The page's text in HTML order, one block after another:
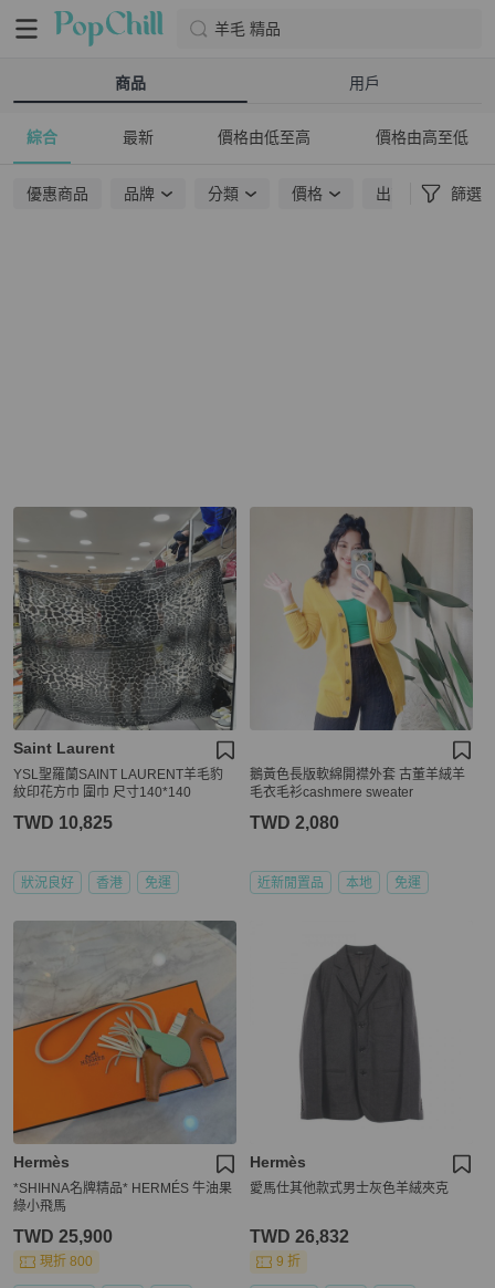
羊毛 精品
商品 用戶
綜合 最新 價格由低至高 價格由高至低
優惠商品 品牌 分類 價格 出貨地點 篩選
Saint Laurent
YSL聖羅蘭SAINT LAURENT羊毛豹
紋印花方巾 圍巾 尺寸140*140
TWD 10,825
狀況良好 香港 免運
鵝黃色長版軟綿開襟外套 古董羊絨羊
毛衣毛衫cashmere sweater
TWD 2,080
近新閒置品 本地 免運
Hermès
*SHIHNA名牌精品* HERMÉS 牛油果
綠小飛馬
TWD 25,900
現折 800
Hermès
愛馬仕其他款式男士灰色羊絨夾克
TWD 26,832
9 折